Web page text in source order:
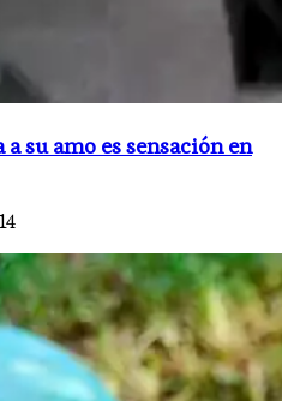
su amo es sensación en